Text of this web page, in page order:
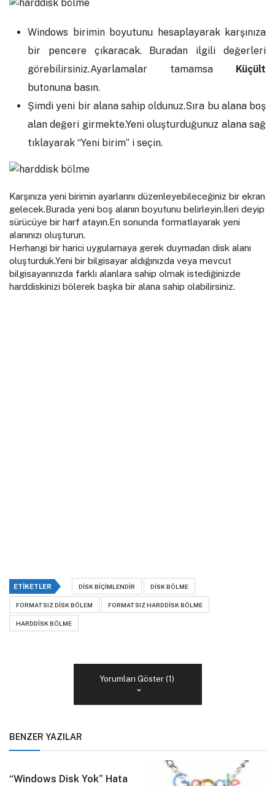
Windows birimin boyutunu hesaplayarak karşınıza
bir pencere çıkaracak. Buradan ilgili değerleri
görebilirsiniz.Ayarlamalar tamamsa Küçült
butonuna basın.
Şimdi yeni bir alana sahip oldunuz.Sıra bu alana boş
alan değeri girmekte.Yeni oluşturduğunuz alana sağ
tıklayarak “Yeni birim” i seçin.
Karşınıza yeni birimin ayarlarını düzenleyebileceğiniz bir ekran
gelecek.Burada yeni boş alanın boyutunu belirleyin.İleri deyip
sürücüye bir harf atayın.En sonunda formatlayarak yeni
alanınızı oluşturun.
Herhangi bir harici uygulamaya gerek duymadan disk alanı
oluşturduk.Yeni bir bilgisayar aldığınızda veya mevcut
bilgisayarınızda farklı alanlara sahip olmak istediğinizde
harddiskinizi bölerek başka bir alana sahip olabilirsiniz.
ETIKETLER DISK BIÇIMLENDIR DISK BÖLME
FORMATSIZ DISK BÖLEM FORMATSIZ HARDDISK BÖLME
HARDDISK BÖLME
Yorumları Göster (1)
BENZER YAZILAR
“Windows Disk Yok” Hata